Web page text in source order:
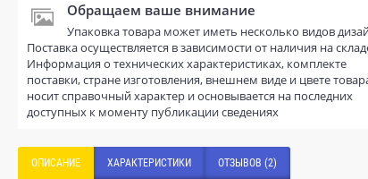
Обращаем ваше внимание
Упаковка товара может иметь несколько видов
Поставка осуществляется в зависимости от наличия на
Информация о технических характеристиках, комплекте
поставки, стране изготовления, внешнем виде и цвете
носит справочный характер и основывается на последних
доступных к моменту публикации сведениях
ОПИСАНИЕ ХАРАКТЕРИСТИКИ ОТЗЫВОВ (2)